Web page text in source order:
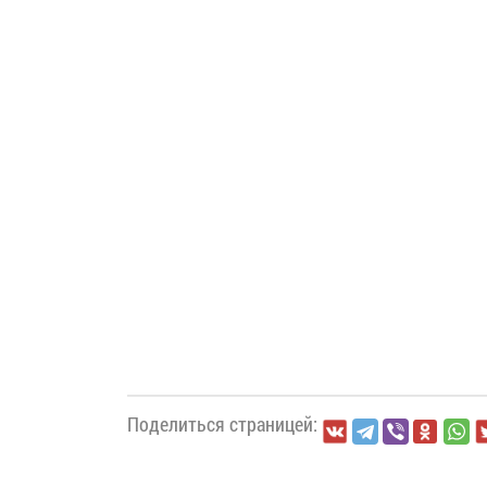
Поделиться страницей: